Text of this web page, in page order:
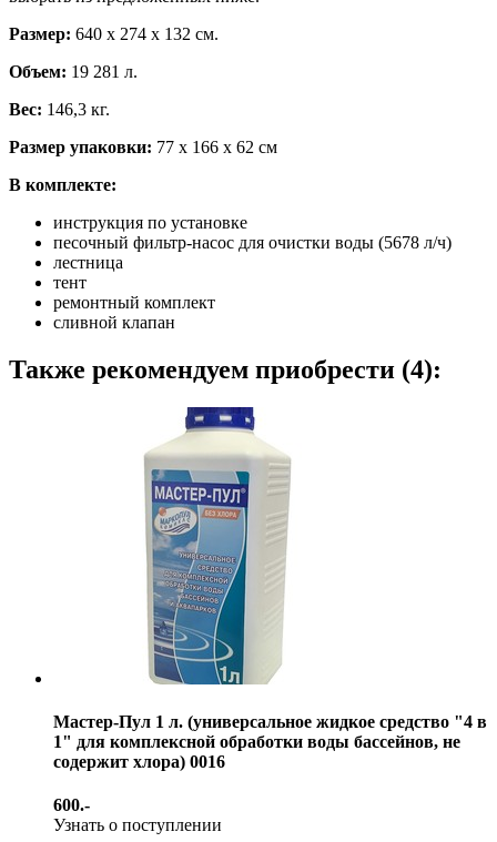
Размер: 640 х 274 х 132 см.
Объем: 19 281 л.
Вес: 146,3 кг.
Размер упаковки: 77 х 166 х 62 см
В комплекте:
инструкция по установке
песочный фильтр-насос для очистки воды (5678 л/ч)
лестница
тент
ремонтный комплект
сливной клапан
Также рекомендуем приобрести (4):
Мастер-Пул 1 л. (универсальное жидкое средство "4 в
1" для комплексной обработки воды бассейнов, не
содержит хлора) 0016
600.-
Узнать о поступлении